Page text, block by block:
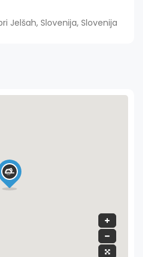
Jelšah, Slovenija, Slovenija